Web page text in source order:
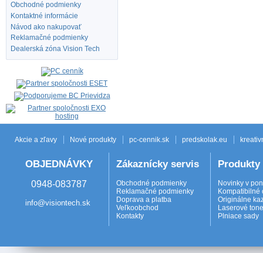
Obchodné podmienky
Kontaktné informácie
Návod ako nakupovať
Reklamačné podmienky
Dealerská zóna Vision Tech
Akcie a zľavy Nové produkty pc-cennik.sk predskolak.eu
OBJEDNÁVKY
0948-083787
info@visiontech.sk
Zákaznícky servis
Obchodné podmienky
Reklamačné podmienky
Doprava a platba
Veľkoobchod
Kontakty
Produkty
Novinky v
Kompatibilné
Originálne
Laserové
Plniace sady